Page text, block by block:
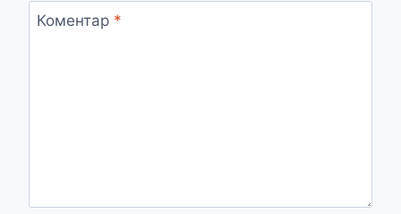
Коментар *